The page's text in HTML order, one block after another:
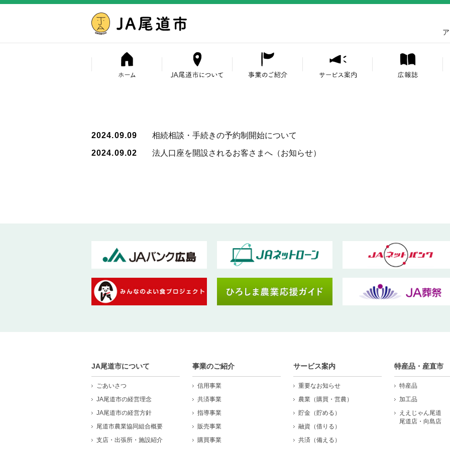
2024.09.09 相続相談・手続きの予約制開始について
2024.09.02 法人口座を開設されるお客さまへ（お知らせ）
JA尾道市について
ごあいさつ
JA尾道市の経営理念
JA尾道市の経営方針
尾道市農業協同組合概要
支店・出張所・施設紹介
事業のご紹介
信用事業
共済事業
指導事業
販売事業
購買事業
サービス案内
重要なお知らせ
農業（購買・営農）
貯金（貯める）
融資（借りる）
共済（備える）
特産品・産直市
特産品
加工品
ええじゃん尾道
尾道店・向島店